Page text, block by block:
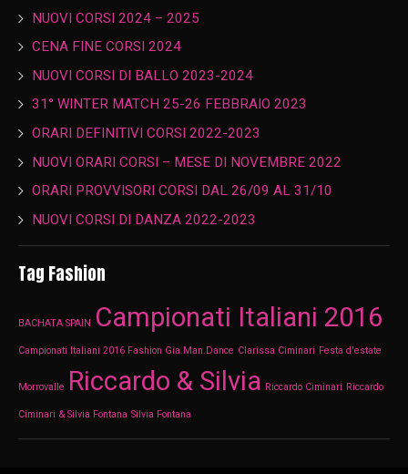
NUOVI CORSI 2024 – 2025
CENA FINE CORSI 2024
NUOVI CORSI DI BALLO 2023-2024
31° WINTER MATCH 25-26 FEBBRAIO 2023
ORARI DEFINITIVI CORSI 2022-2023
NUOVI ORARI CORSI – MESE DI NOVEMBRE 2022
ORARI PROVVISORI CORSI DAL 26/09 AL 31/10
NUOVI CORSI DI DANZA 2022-2023
Tag Fashion
BACHATA SPAIN Campionati Italiani 2016
Campionati Italiani 2016 Fashion Gia.Man.Dance Clarissa Ciminari Festa d'estate
Morrovalle Riccardo & Silvia Riccardo Ciminari Riccardo
Ciminari & Silvia Fontana Silvia Fontana